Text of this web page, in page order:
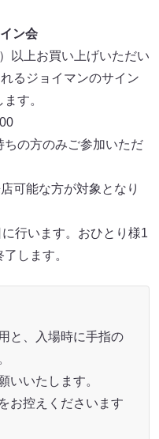
ン会
以上お買い上げいただい
るジョイマンのサイン
す。
の方のみご参加いただ
可能な方が対象となり
行います。おひとり様1
します。
と、入場時に手指の
いいたします。
お控えくださいます